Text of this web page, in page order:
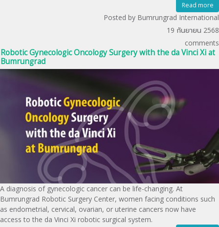
Read more
Posted by Bumrungrad International
19 กันยายน 2568
comments
Robotic Gynecologic Oncology Surgery with the da Vinci Xi at
Bumrungrad
A diagnosis of gynecologic cancer can be life-changing. At
Bumrungrad Robotic Surgery Center, women facing conditions such
as endometrial, cervical, ovarian, or uterine cancers now have
access to the da Vinci Xi robotic surgical system.